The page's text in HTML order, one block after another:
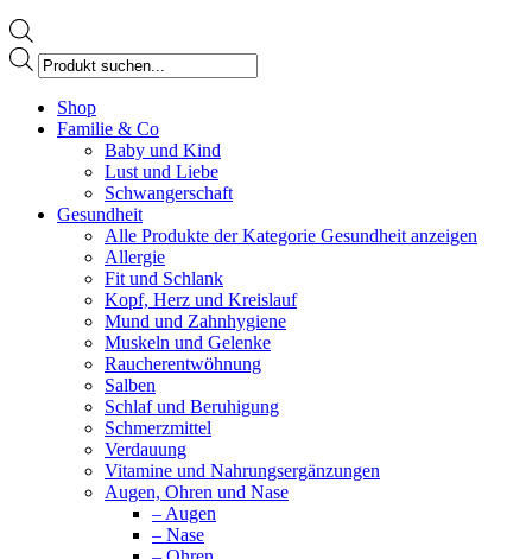
Products
search
page
opens
Shop
Familie & Co
Baby und Kind
Lust und Liebe
Schwangerschaft
Gesundheit
Alle Produkte der Kategorie Gesundheit anzeigen
Allergie
Fit und Schlank
Kopf, Herz und Kreislauf
Mund und Zahnhygiene
Muskeln und Gelenke
Raucherentwöhnung
Salben
Schlaf und Beruhigung
Schmerzmittel
Verdauung
Vitamine und Nahrungsergänzungen
Augen, Ohren und Nase
– Augen
– Nase